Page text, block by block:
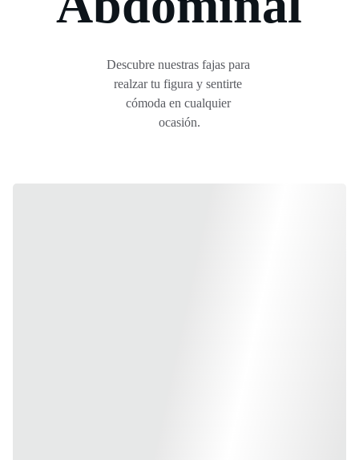
Descubre nuestras fajas para
realzar tu figura y sentirte
cómoda en cualquier
ocasión.